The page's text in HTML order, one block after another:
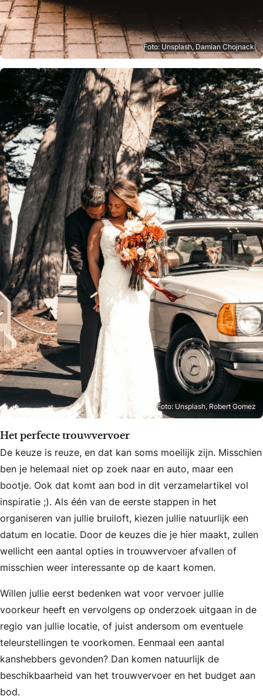
Foto: Unsplash, Damian Chojnacki
Foto: Unsplash, Robert Gomez
Het perfecte trouwvervoer
De keuze is reuze, en dat kan soms moeilijk zijn. Misschien
ben je helemaal niet op zoek naar en auto, maar een
bootje. Ook dat komt aan bod in dit verzamelartikel vol
inspiratie ;). Als één van de eerste stappen in het
organiseren van jullie bruiloft, kiezen jullie natuurlijk een
datum en locatie. Door de keuzes die je hier maakt, zullen
wellicht een aantal opties in trouwvervoer afvallen of
misschien weer interessante op de kaart komen.
Willen jullie eerst bedenken wat voor vervoer jullie
voorkeur heeft en vervolgens op onderzoek uitgaan in de
regio van jullie locatie, of juist andersom om eventuele
teleurstellingen te voorkomen. Eenmaal een aantal
kanshebbers gevonden? Dan komen natuurlijk de
beschikbaarheid van het trouwvervoer en het budget aan
bod.